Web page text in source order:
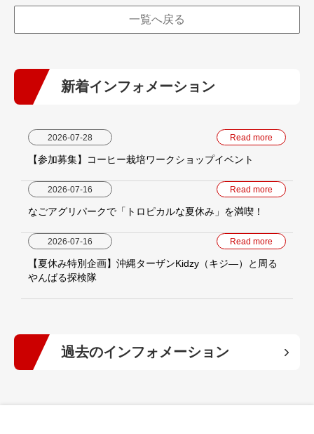
一覧へ戻る
新着インフォメーション
2026-07-28 Read more
【参加募集】コーヒー栽培ワークショップイベント
2026-07-16 Read more
なごアグリパークで「トロピカルな夏休み」を満喫！
2026-07-16 Read more
【夏休み特別企画】沖縄ターザンKidzy（キジ―）と周る
やんばる探検隊
過去のインフォメーション